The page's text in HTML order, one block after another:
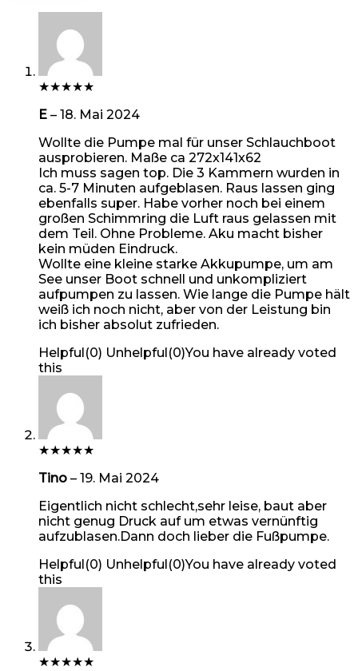
★★★★★
E – 18. Mai 2024
Wollte die Pumpe mal für unser Schlauchboot
ausprobieren. Maße ca 272x141x62
Ich muss sagen top. Die 3 Kammern wurden in
ca. 5-7 Minuten aufgeblasen. Raus lassen ging
ebenfalls super. Habe vorher noch bei einem
großen Schimmring die Luft raus gelassen mit
dem Teil. Ohne Probleme. Aku macht bisher
kein müden Eindruck.
Wollte eine kleine starke Akkupumpe, um am
See unser Boot schnell und unkompliziert
aufpumpen zu lassen. Wie lange die Pumpe hält
weiß ich noch nicht, aber von der Leistung bin
ich bisher absolut zufrieden.
Helpful(0) Unhelpful(0)You have already voted
this
★★★★★
Tino – 19. Mai 2024
Eigentlich nicht schlecht,sehr leise, baut aber
nicht genug Druck auf um etwas vernünftig
aufzublasen.Dann doch lieber die Fußpumpe.
Helpful(0) Unhelpful(0)You have already voted
this
★★★★★